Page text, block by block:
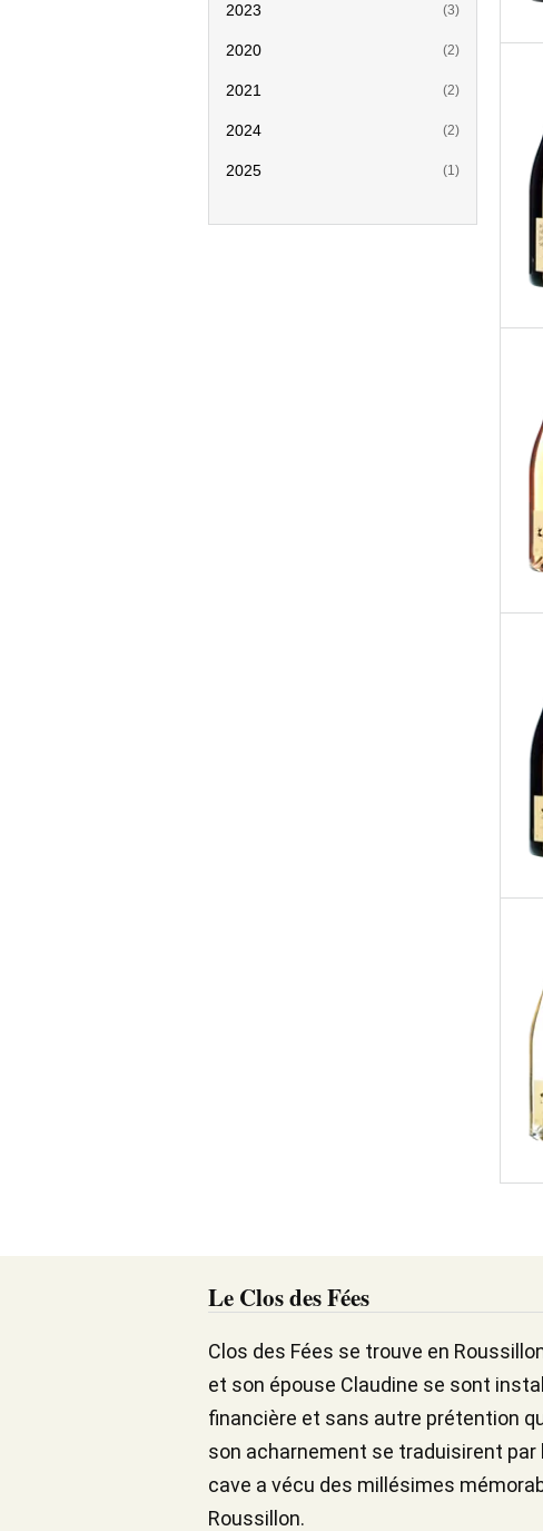
2023 (3)
2020 (2)
2021 (2)
2024 (2)
2025 (1)
Le Clos des Fées
Clos des Fées se trouve en
et son épouse Claudine se sont
financière et sans autre prétention
son acharnement se traduisirent par
cave a vécu des millésimes
Roussillon.